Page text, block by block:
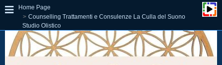
Home Page
Counselling Trattamenti e Consulenze La Culla del Suono
Studio Olistico